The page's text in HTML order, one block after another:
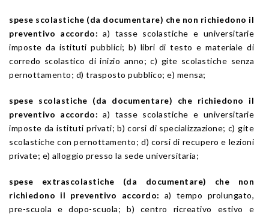
spese scolastiche (da documentare) che non richiedono il
preventivo accordo:a) tasse scolastiche e universitarie
imposte da istituti pubblici; b) libri di testo e materiale di
corredo scolastico di inizio anno; c) gite scolastiche senza
pernottamento; d) trasposto pubblico; e) mensa;
spese scolastiche (da documentare) che richiedono il
preventivo accordo: a) tasse scolastiche e universitarie
imposte da istituti privati; b) corsi di specializzazione; c) gite
scolastiche con pernottamento; d) corsi di recupero e lezioni
private; e) alloggio presso la sede universitaria;
spese extrascolastiche (da documentare) che non
richiedono il preventivo accordo: a) tempo prolungato,
pre-scuola e dopo-scuola; b) centro ricreativo estivo e